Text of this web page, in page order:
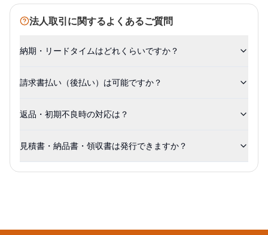
法人取引に関するよくあるご質問
納期・リードタイムはどれくらいですか？
請求書払い（後払い）は可能ですか？
返品・初期不良時の対応は？
見積書・納品書・領収書は発行できますか？